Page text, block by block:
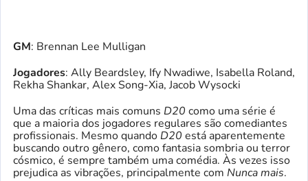
GM: Brennan Lee Mulligan
Jogadores: Ally Beardsley, Ify Nwadiwe, Isabella Roland,
Rekha Shankar, Alex Song-Xia, Jacob Wysocki
Uma das críticas mais comuns D20 como uma série é
que a maioria dos jogadores regulares são comediantes
profissionais. Mesmo quando D20 está aparentemente
buscando outro gênero, como fantasia sombria ou terror
cósmico, é sempre também uma comédia. Às vezes isso
prejudica as vibrações, principalmente com Nunca mais.